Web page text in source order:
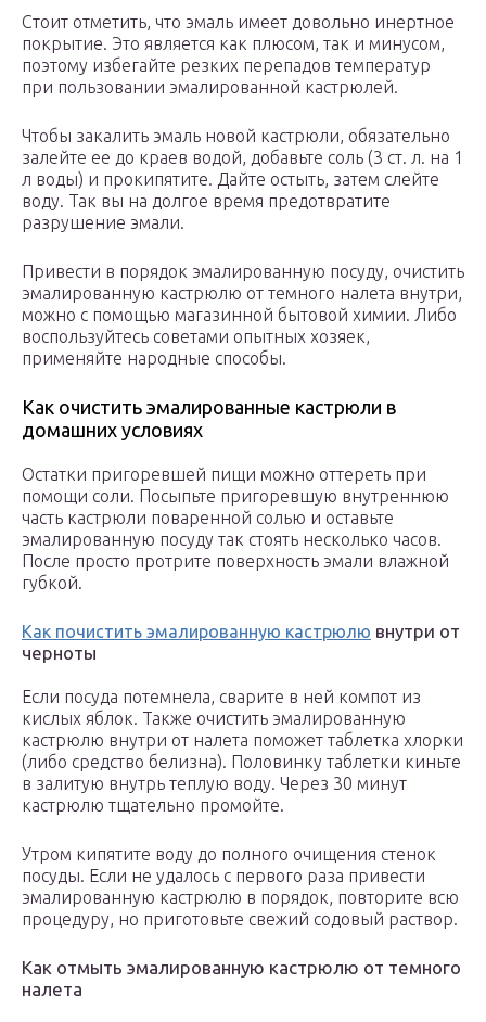
Стоит отметить, что эмаль имеет довольно инертное
покрытие. Это является как плюсом, так и минусом,
поэтому избегайте резких перепадов температур
при пользовании эмалированной кастрюлей.
Чтобы закалить эмаль новой кастрюли, обязательно
залейте ее до краев водой, добавьте соль (3 ст. л. на 1
л воды) и прокипятите. Дайте остыть, затем слейте
воду. Так вы на долгое время предотвратите
разрушение эмали.
Привести в порядок эмалированную посуду, очистить
эмалированную кастрюлю от темного налета внутри,
можно с помощью магазинной бытовой химии. Либо
воспользуйтесь советами опытных хозяек,
применяйте народные способы.
Как очистить эмалированные кастрюли в
домашних условиях
Остатки пригоревшей пищи можно оттереть при
помощи соли. Посыпьте пригоревшую внутреннюю
часть кастрюли поваренной солью и оставьте
эмалированную посуду так стоять несколько часов.
После просто протрите поверхность эмали влажной
губкой.
Как почистить эмалированную кастрюлю внутри от
черноты
Если посуда потемнела, сварите в ней компот из
кислых яблок. Также очистить эмалированную
кастрюлю внутри от налета поможет таблетка хлорки
(либо средство белизна). Половинку таблетки киньте
в залитую внутрь теплую воду. Через 30 минут
кастрюлю тщательно промойте.
Утром кипятите воду до полного очищения стенок
посуды. Если не удалось с первого раза привести
эмалированную кастрюлю в порядок, повторите всю
процедуру, но приготовьте свежий содовый раствор.
Как отмыть эмалированную кастрюлю от темного
налета